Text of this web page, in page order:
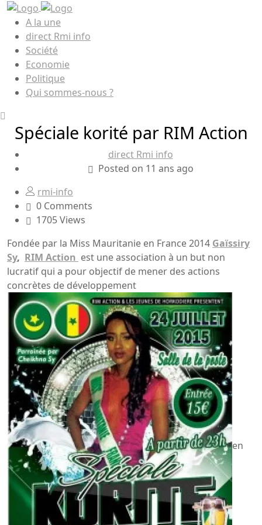
A la une
direct Rmi info
Société
Economie
Politique
Qui sommes-nous ?
Spéciale korité par RIM Action
direct Rmi info
Posted on 11 ans ago
rmi-info
0 Comments
1705 Views
Fondée par la Miss Mauritanie en France 2014 Gaïssiry
Sy, RIM Action est une association à un but non
lucratif qui a pour objectif de mener des actions
concrètes de développement
en